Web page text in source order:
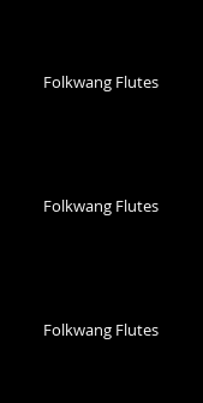
Folkwang Flutes
Folkwang Flutes
Folkwang Flutes